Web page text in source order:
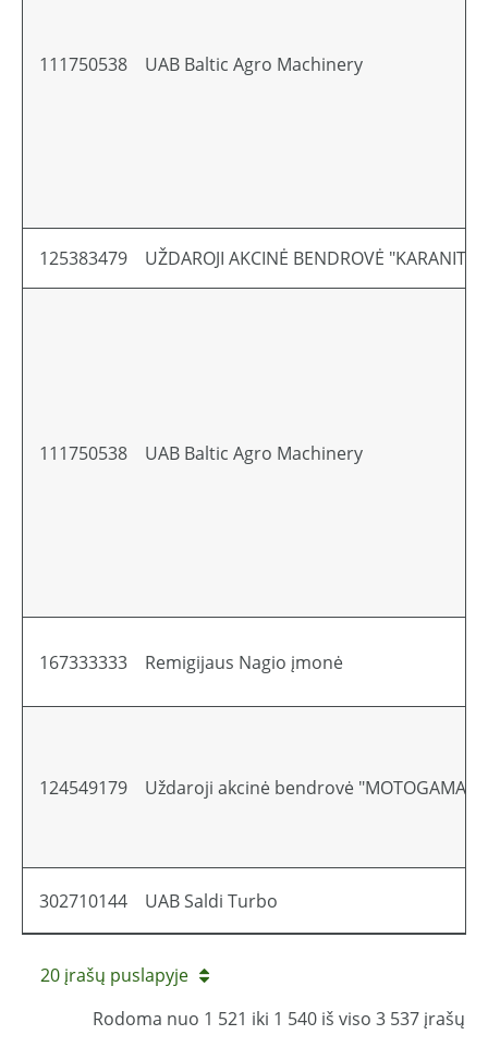
111750538 UAB Baltic Agro Machinery
125383479 UŽDAROJI AKCINĖ BENDROVĖ
111750538 UAB Baltic Agro Machinery
167333333 Remigijaus Nagio įmonė
124549179 Uždaroji akcinė bendrovė "MOTOGAMA"
302710144 UAB Saldi Turbo
20 įrašų puslapyje
Rodoma nuo 1 521 iki 1 540 iš viso 3 537 įrašų